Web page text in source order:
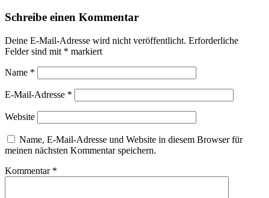
Schreibe einen Kommentar
Deine E-Mail-Adresse wird nicht veröffentlicht. Erforderliche
Felder sind mit * markiert
Name *
E-Mail-Adresse *
Website
Name, E-Mail-Adresse und Website in diesem Browser für
meinen nächsten Kommentar speichern.
Kommentar *